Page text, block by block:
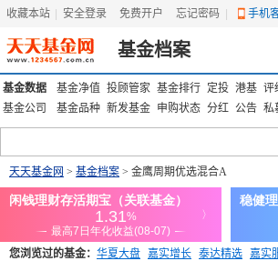
收藏本站 安全登录 免费开户 忘记密码 手机
基金档案
基金数据 基金净值 投顾管家 基金排行 定投 港基 评
基金公司
基金品种 新发基金 申购状态 分红 公告 私
天天基金网 > 基金档案 > 金鹰周期优选混合A
您浏览过的基金： 华夏大盘 嘉实增长 泰达精选 嘉实